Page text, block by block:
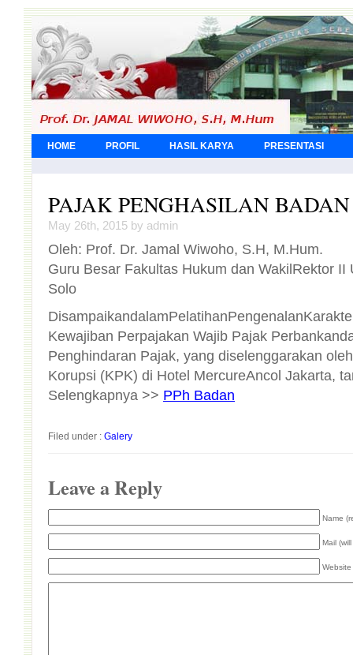
HOME PROFIL HASIL KARYA PRESENTASI
PAJAK PENGHASILAN BADAN
May 26th, 2015 by admin
Oleh: Prof. Dr. Jamal Wiwoho, S.H, M.Hum.
Guru Besar Fakultas Hukum dan WakilRektor
Solo
Kewajiban Perpajakan Wajib Pajak
Penghindaran Pajak, yang diselenggarakan
Korupsi (KPK) di Hotel MercureAncol
Selengkapnya >> PPh Badan
Filed under : Galery
Leave a Reply
Name
Mail
Website